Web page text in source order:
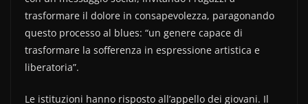
trasformare il dolore in consapevolezza, paragonando
questo processo al blues: “un genere capace di
trasformare la sofferenza in espressione artistica e
liberatoria”.
Le istituzioni hanno risposto all’appello dei giovani. Il